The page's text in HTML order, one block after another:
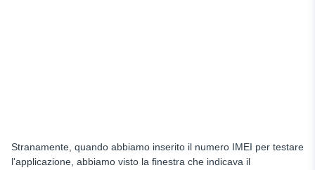
Stranamente, quando abbiamo inserito il numero IMEI per testare
l'applicazione, abbiamo visto la finestra che indicava il